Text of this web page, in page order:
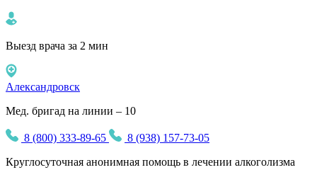
Выезд врача за 2 мин
Александровск
Мед. бригад на линии – 10
8 (800) 333-89-65
8 (938) 157-73-05
Круглосуточная анонимная помощь в лечении алкоголизма